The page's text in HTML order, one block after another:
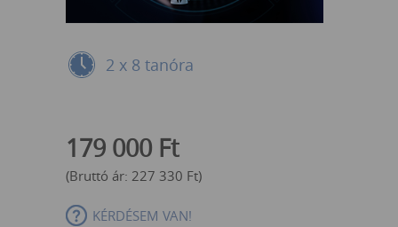
2 x 8 tanóra
179 000 Ft
(Bruttó ár: 227 330 Ft)
KÉRDÉSEM VAN!